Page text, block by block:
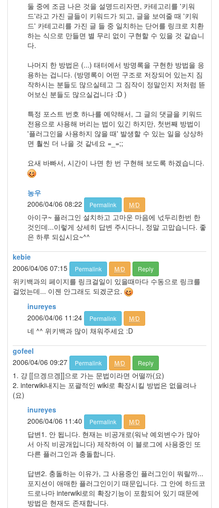
둘 중에 조금 나은 것을 설명드리자면, 카테고리를 '키워
드'라고 가진 글들이 키워드가 되고, 글을 보여줄 때 '키워
드' 카테고리를 가진 글 들 중 일치하는 단어를 링크로 치환
하는 식으로 만들면 별 무리 없이 구현할 수 있을 것 같습니
다.
나머지 한 방법은 (...) 태터에서 방명록을 구현한 방법을 응
용하는 겁니다. (방명록이 어떤 구조로 저장되어 있는지 짐
작하시는 분들도 많으실테고 그 짐작이 정말인지 저처럼 뜯
어보신 분들도 많으실겁니다 :D )
특정 포스트 번호 하나를 예약해서, 그 글의 댓글을 키워드
전용으로 사용해 버리는 법이 있긴 하지만, 첫번째 방법이
'플러그인을 사용하지 않을 때' 발생할 수 있는 일을 상상하
면 훨씬 더 나을 것 같네요 =_=;;
요새 바빠서, 시간이 나면 한 번 구현해 보도록 하겠습니다.
농우
2006/04/06 08:22
Permalink M/D
아이구~ 플러그인 설치하고 고마운 마음에 넋두리한번 한
것인데...이렇게 상세히 답변 주시다니, 정말 고맙습니다. 좋
은 하루 되십시요~^^
kebie
2006/04/06 07:15
Permalink M/D Reply
위키백과의 페이지를 링크걸일이 있을때마다 수동으로 링크를
걸었는데... 이젠 안그래도 되겠군요.
inureyes
2006/04/06 11:24
Permalink M/D
네 ^^ 위키백과 많이 채워주세요 :D
gofeel
2006/04/06 09:27
Permalink M/D Reply
1. 걍 [[므겡므겡]]으로 가는 문법이라면 어떨까(요)
2. interwiki내지는 포괄적인 wiki로 확장시킬 방법은 없을려나
(요)
inureyes
2006/04/06 11:40
Permalink M/D
답변1. 안 됩니다. 현재는 비공개로(워낙 예외변수가 많아
서 아직 비공개입니다) 제작하여 이 블로그에 사용중인 또
다른 플러그인과 충돌합니다.
답변2. 충돌하는 이유가, 그 사용중인 플러그인이 뭐랄까...
포지션이 애매한 플러그인이기 때문입니다. 그 안에 하드코
드로나마 interwiki로의 확장기능이 포함되어 있기 때문에
방법은 현재도 존재합니다.